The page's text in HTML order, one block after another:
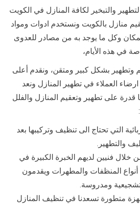
والتبخير لكافة المنازل في الكويت
منازل بالكويت ونستخدم ادوات ومواد
وكل ما يوجد به من مصادر للعدوى
في هذه الأيام،
وتطهير بشكل كبير ومتقن، ونقدم أعلى
العملاء في تطهير المنازل ونعد
على تطهير وتعقيم المنازل والفلل
التي تحتاج الى تنظيف وتركيبها بعد
والتطهير.
خلال فنيين لديهم الخبرة الكبيرة في
أنواع المنظفات والمطهرات ويقدمون
ومدروسة.
متطورة تسعدنا في تنظيف المنازل